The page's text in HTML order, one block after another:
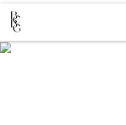
Overslaan naar inhoud